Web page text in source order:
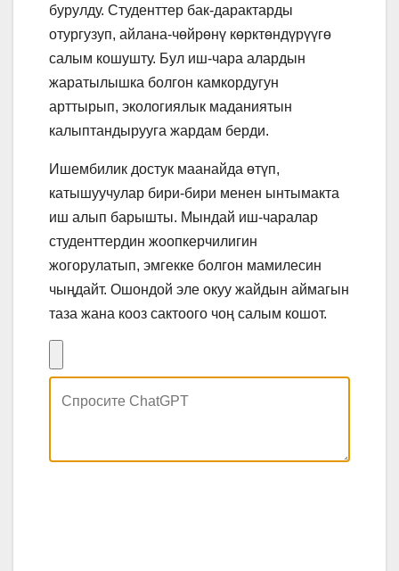
бурулду. Студенттер бак-дарактарды
отургузуп, айлана-чөйрөнү көрктөндүрүүгө
салым кошушту. Бул иш-чара алардын
жаратылышка болгон камкордугун
арттырып, экологиялык маданиятын
калыптандырууга жардам берди.
Ишембилик достук маанайда өтүп,
катышуучулар бири-бири менен ынтымакта
иш алып барышты. Мындай иш-чаралар
студенттердин жоопкерчилигин
жогорулатып, эмгекке болгон мамилесин
чыңдайт. Ошондой эле окуу жайдын аймагын
таза жана кооз сактоого чоң салым кошот.